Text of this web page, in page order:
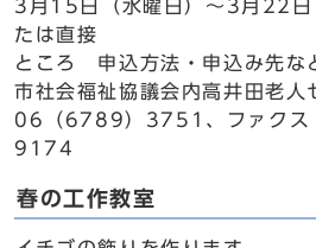
3月15日（水曜日）～3月22日
たは直接
ところ 申込方法・申込み先
市社会福祉協議会内高井田老
06（6789）3751、ファク
9174
春の工作教室